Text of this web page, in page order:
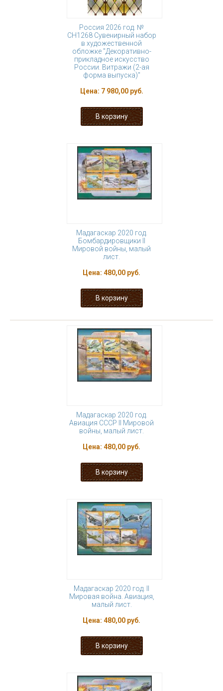
Россия 2026 год. №
СН1268 Сувенирный набор
в художественной
обложке "Декоративно-
прикладное искусство
России. Витражи (2-ая
форма выпуска)"
Цена: 7 980,00 руб.
Мадагаскар 2020 год.
Бомбардировщики II
Мировой войны, малый
лист.
Цена: 480,00 руб.
Мадагаскар 2020 год.
Авиация СССР II Мировой
войны, малый лист.
Цена: 480,00 руб.
Мадагаскар 2020 год. II
Мировая война. Авиация,
малый лист.
Цена: 480,00 руб.